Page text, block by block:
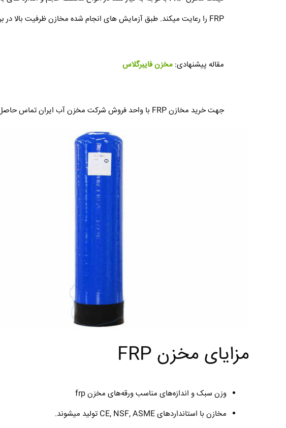
FRP را رعایت میکند. طبق آزمایش های انجام شده مخازن ظرفیت بالا در برابر سختی‌ها را دارا میباشند. مواد استفاده شده در ساخت مخزن درجه یک و با کیفیت میباشد.
مقاله پیشنهادی: مخزن فایبرگلاس
جهت خرید مخازن FRP با واحد فروش شرکت مخزن آب ایران تماس حاصل فرمایید.
مزایای مخزن FRP
وزن سبک و اندازه‌های مناسب ورقه‌های مخزن frp
مخازن با استانداردهای CE, NSF, ASME تولید میشوند.